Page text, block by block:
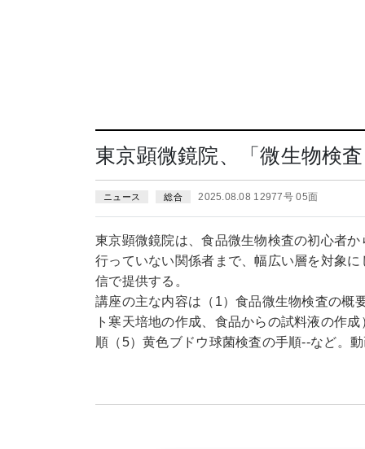
東京顕微鏡院、「微生物検
ニュース 総合 2025.08.08 12977号 05面
東京顕微鏡院は、食品微生物検査の初心者
行っていない関係者まで、幅広い層を対象
信で提供する。
講座の主な内容は（1）食品微生物検査の概
ト寒天培地の作成、食品からの試料液の作
順（5）黄色ブドウ球菌検査の手順--など。